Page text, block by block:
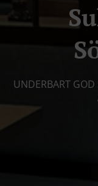
UNDERBART GOD